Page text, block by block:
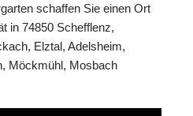
schaffen Sie einen Ort
in 74850 Schefflenz,
Elztal, Adelsheim,
Möckmühl, Mosbach